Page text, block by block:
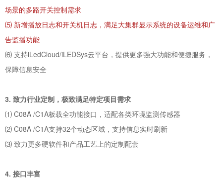
场景的多路开关控制需求
⑸ 新增播放日志和开关机日志，满足大集群显示系统的设备运维和广
告监播功能
⑹ 支持iLedCloud/iLEDSys云平台，提供更多强大功能和便捷服务，
保障信息安全
3. 致力行业定制，极致满足特定项目需求
⑴ C08A /C1A板载全功能接口，适配各类环境监测传感器
⑵ C08A /C1A支持32个动态区域，支持信息实时刷新
⑶ 致力更多硬软件和产品工艺上的定制配套
4. 接口丰富